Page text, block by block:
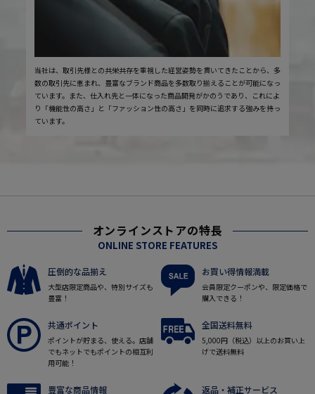
当社は、取引先様との共栄共存を重視した経営姿勢を貫いてきたことから、多
数の取引先に恵まれ、豊富なブランド商品を多数取り揃えることが可能になっ
ています。また、仕入れ先と一体になった商品開発がかのうであり、これによ
り「機能性の高さ」と「ファッション性の高さ」を同時に追求する強みを持っ
ています。
オンラインストアの特長
ONLINE STORE FEATURES
圧倒的な品揃え
大型店限定商品や、特別サイズも
豊富！
お買い得情報満載
会員限定クーポンや、限定価格で
購入できる！
共通ポイント
ポイントが貯まる、使える。店舗
でもネットでもポイントの相互利
用可能！
全国送料無料
5,000円（税込）以上のお買い上
げで送料無料
豊富な商品情報 返品・補正サービス